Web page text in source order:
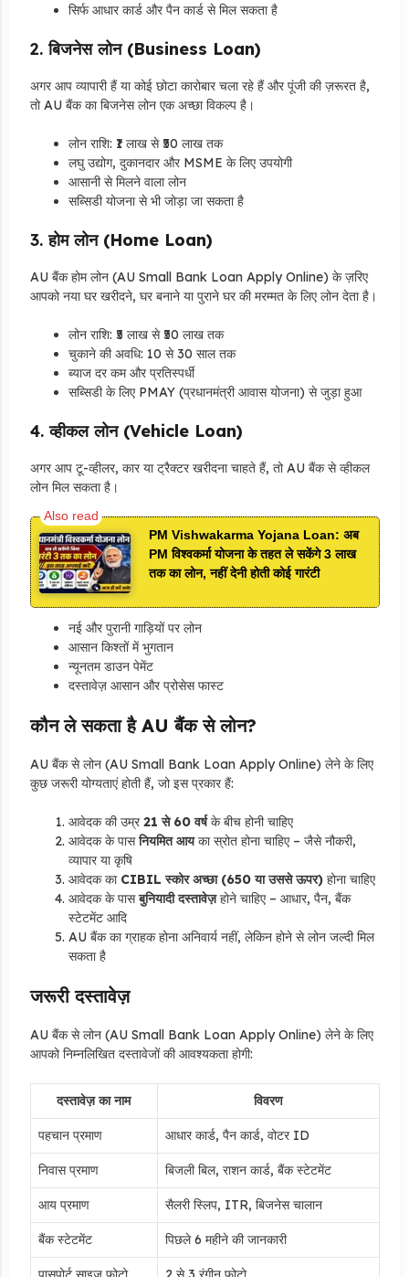
सिर्फ आधार कार्ड और पैन कार्ड से मिल सकता है
2.बिजनेस लोन (Business Loan)
अगर आप व्यापारी हैं या कोई छोटा कारोबार चला रहे हैं और पूंजी की ज़रूरत है,
तो AU बैंक का बिजनेस लोन एक अच्छा विकल्प है।
लोन राशि: ₹1 लाख से ₹50 लाख तक
लघु उद्योग, दुकानदार और MSME के लिए उपयोगी
आसानी से मिलने वाला लोन
सब्सिडी योजना से भी जोड़ा जा सकता है
3.होम लोन (Home Loan)
AU बैंक होम लोन (AU Small Bank Loan Apply Online) के ज़रिए
आपको नया घर खरीदने, घर बनाने या पुराने घर की मरम्मत के लिए लोन देता है।
लोन राशि: ₹5 लाख से ₹50 लाख तक
चुकाने की अवधि: 10 से 30 साल तक
ब्याज दर कम और प्रतिस्पर्धी
सब्सिडी के लिए PMAY (प्रधानमंत्री आवास योजना) से जुड़ा हुआ
4.व्हीकल लोन (Vehicle Loan)
अगर आप टू-व्हीलर, कार या ट्रैक्टर खरीदना चाहते हैं, तो AU बैंक से व्हीकल
लोन मिल सकता है।
PM Vishwakarma Yojana Loan: अब
PM विश्वकर्मा योजना के तहत ले सकेंगे 3 लाख
तक का लोन, नहीं देनी होती कोई गारंटी
नई और पुरानी गाड़ियों पर लोन
आसान किश्तों में भुगतान
न्यूनतम डाउन पेमेंट
दस्तावेज़ आसान और प्रोसेस फास्ट
कौन ले सकता है AU बैंक से लोन?
AU बैंक से लोन (AU Small Bank Loan Apply Online) लेने के लिए
कुछ जरूरी योग्यताएं होती हैं, जो इस प्रकार हैं:
आवेदक की उम्र21 से 60 वर्षके बीच होनी चाहिए
आवेदक के पासनियमित आयका स्रोत होना चाहिए – जैसे नौकरी,
व्यापार या कृषि
आवेदक का CIBIL स्कोर अच्छा (650 या उससे ऊपर)होना चाहिए
आवेदक के पासबुनियादी दस्तावेज़होने चाहिए – आधार, पैन, बैंक
स्टेटमेंट आदि
AU बैंक का ग्राहक होना अनिवार्य नहीं, लेकिन होने से लोन जल्दी मिल
सकता है
जरूरी दस्तावेज़
AU बैंक से लोन (AU Small Bank Loan Apply Online) लेने के लिए
आपको निम्नलिखित दस्तावेजों की आवश्यकता होगी:
दस्तावेज़ का नाम विवरण
पहचान प्रमाण आधार कार्ड, पैन कार्ड, वोटर ID
निवास प्रमाण बिजली बिल, राशन कार्ड, बैंक स्टेटमेंट
आय प्रमाण सैलरी स्लिप, ITR, बिजनेस चालान
बैंक स्टेटमेंट पिछले 6 महीने की जानकारी